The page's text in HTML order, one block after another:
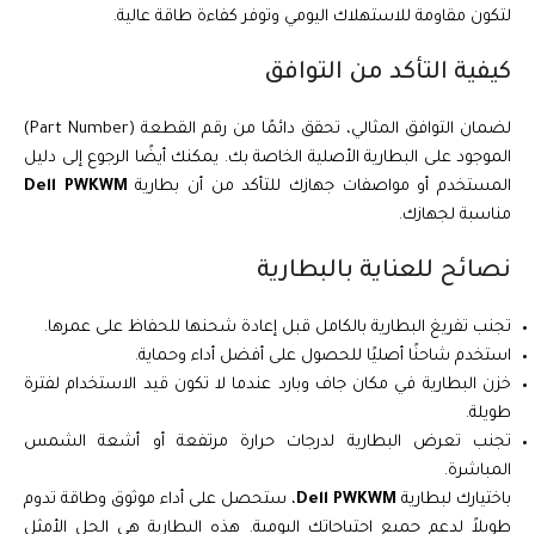
لتكون مقاومة للاستهلاك اليومي وتوفر كفاءة طاقة عالية.
كيفية التأكد من التوافق
لضمان التوافق المثالي، تحقق دائمًا من رقم القطعة (Part Number)
الموجود على البطارية الأصلية الخاصة بك. يمكنك أيضًا الرجوع إلى دليل
المستخدم أو مواصفات جهازك للتأكد من أن بطارية Dell PWKWM
مناسبة لجهازك.
نصائح للعناية بالبطارية
تجنب تفريغ البطارية بالكامل قبل إعادة شحنها للحفاظ على عمرها.
استخدم شاحنًا أصليًا للحصول على أفضل أداء وحماية.
خزن البطارية في مكان جاف وبارد عندما لا تكون قيد الاستخدام لفترة
طويلة.
تجنب تعرض البطارية لدرجات حرارة مرتفعة أو أشعة الشمس
المباشرة.
باختيارك لبطارية Dell PWKWM، ستحصل على أداء موثوق وطاقة تدوم
طويلاً لدعم جميع احتياجاتك اليومية. هذه البطارية هي الحل الأمثل